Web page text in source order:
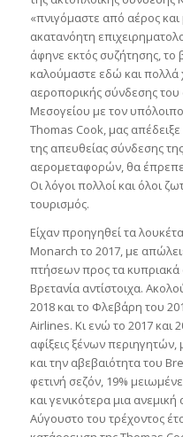
«πνιγόμαστε από αέρος
ακατανόητη
άφηνε εκτός συζήτησης,
καλούμαστε εδώ και πολλά
αεροπορικής σύνδεσης του
Μεσογείου με τον
Thomas Cook, μας
της απευθείας σύνδεσης
αερομεταφορών, θα
Οι λόγοι πολλοί και όλοι
τουρισμός.
Είχαν προηγηθεί τα
Monarch το 2017, με
πτήσεων προς τα κυπριακά
Βρετανία αντίστοιχα.
2018 και το Φλεβάρη του
Airlines. Κι ενώ το 2017 και
αφίξεις ξένων
και την αβεβαιότητα του
φετινή σεζόν, 19%
και γενικότερα μια
Αύγουστο του τρέχοντος